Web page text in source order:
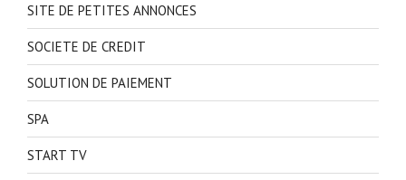
SITE DE PETITES ANNONCES
SOCIETE DE CREDIT
SOLUTION DE PAIEMENT
SPA
START TV